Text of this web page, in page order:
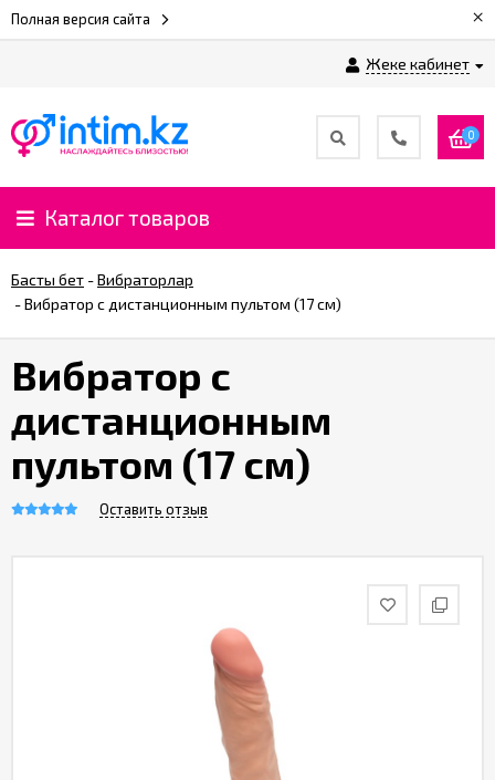
Полная версия сайта ×
Жеке кабинет
0
Каталог товаров
Басты бет -Вибраторлар
-Вибратор с дистанционным пультом (17 см)
Вибратор с
дистанционным
пультом (17 см)
Оставить отзыв